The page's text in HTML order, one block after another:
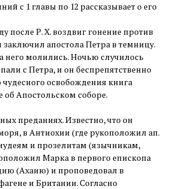
с 1 главы по 12 рассказывает о его
после Р. X. воздвиг гонение против
заключил апостола Петра в темницу.
него молились. Ночью случилось
с Петра, и он беспрепятственно
освобождения книга
об Апостольском соборе.
преданиях. Известно, что он
в Антиохии (где рукоположил ап.
и прозелитам (язычникам,
Марка в первого епископа
(Ахаию) и проповедовал в
и Британии. Согласно